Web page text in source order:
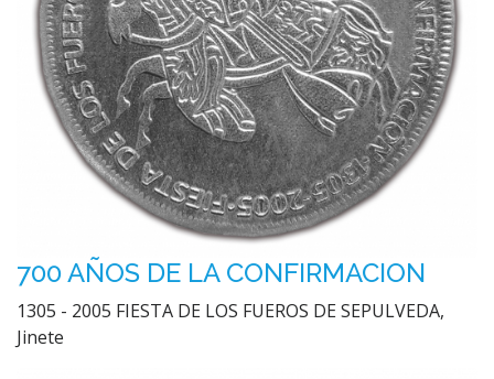
700 AÑOS DE LA CONFIRMACION
1305 - 2005 FIESTA DE LOS FUEROS DE SEPULVEDA,
Jinete